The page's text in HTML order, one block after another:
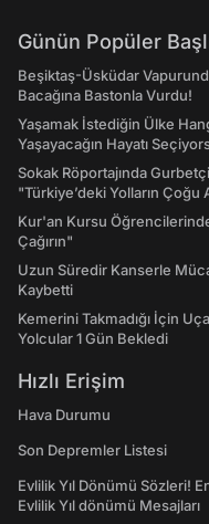
Günün Popüler
Beşiktaş-Üsküdar
Bacağına Bastonla Vurdu!
Yaşamak İstediğin Ülke
Yaşayacağın Hayatı
Sokak Röportajında
"Türkiye’deki Yolların Çoğu
Kur'an Kursu
Çağırın"
Uzun Süredir Kanserle
Kaybetti
Kemerini Takmadığı İçin
Yolcular 1 Gün Bekledi
Hızlı Erişim
Hava Durumu
Son Depremler Listesi
Evlilik Yıl Dönümü Sözleri!
Evlilik Yıl dönümü Mesajları